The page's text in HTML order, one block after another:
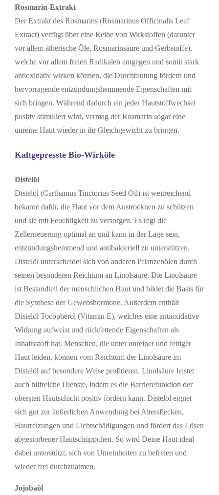
Rosmarin-Extrakt
Der Extrakt des Rosmarins (Rosmarinus Officinalis Leaf
Extract) verfügt über eine Reihe von Wirkstoffen (darunter
vor allem ätherische Öle, Rosmarinsäure und Gerbstoffe),
welche vor allem freien Radikalen entgegen und somit stark
antioxidativ wirken können, die Durchblutung fördern und
hervorragende entzündungshemmende Eigenschaften mit
sich bringen. Während dadurch ein jeder Hautstoffwechsel
positiv stimuliert wird, vermag der Rosmarin sogar eine
unreine Haut wieder in ihr Gleichgewicht zu bringen.
Kaltgepresste Bio-Wirköle
Distelöl
Distelöl (Carthamus Tinctorius Seed Oil) ist weitreichend
bekannt dafür, die Haut vor dem Austrocknen zu schützen
und sie mit Feuchtigkeit zu versorgen. Es regt die
Zellerneuerung optimal an und kann in der Lage sein,
entzündungshemmend und antibakteriell zu unterstützen.
Distelöl unterscheidet sich von anderen Pflanzenölen durch
seinen besonderen Reichtum an Linolsäure. Die Linolsäure
ist Bestandteil der menschlichen Haut und bildet die Basis für
die Synthese der Gewebshormone. Außerdem enthält
Distelöl Tocopherol (Vitamin E), welches eine antioxidative
Wirkung aufweist und rückfettende Eigenschaften als
Inhaltsstoff hat. Menschen, die unter unreiner und fettiger
Haut leiden, können vom Reichtum der Linolsäure im
Distelöl auf besondere Weise profitieren. Linolsäure leistet
auch hilfreiche Dienste, indem es die Barrierefunktion der
obersten Hautschicht positiv fördern kann. Distelöl eignet
sich gut zur äußerlichen Anwendung bei Altersflecken,
Hautreizungen und Lichtschädigungen und fördert das Lösen
abgestorbener Hautschüppchen. So wird Deine Haut ideal
dabei unterstützt, sich von Unreinheiten zu befreien und
wieder frei durchzuatmen.
Jojobaöl